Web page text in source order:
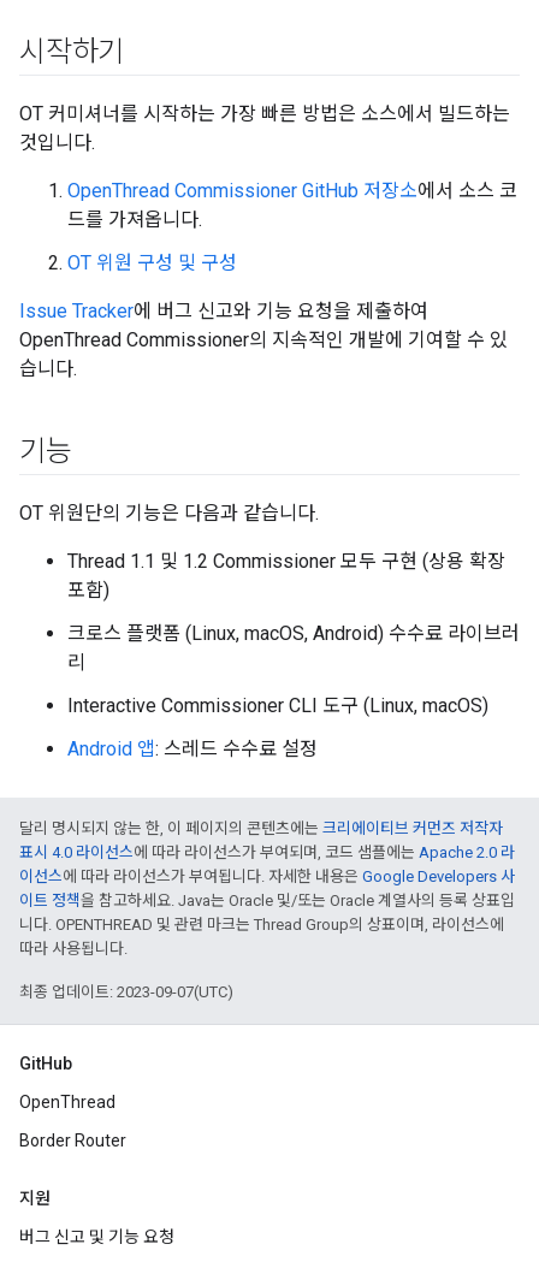
시작하기
OT 커미셔너를 시작하는 가장 빠른 방법은 소스에서 빌드하는
것입니다.
OpenThread Commissioner GitHub 저장소에서 소스 코
드를 가져옵니다.
OT 위원 구성 및 구성
Issue Tracker에 버그 신고와 기능 요청을 제출하여
OpenThread Commissioner의 지속적인 개발에 기여할 수 있
습니다.
기능
OT 위원단의 기능은 다음과 같습니다.
Thread 1.1 및 1.2 Commissioner 모두 구현 (상용 확장
포함)
크로스 플랫폼 (Linux, macOS, Android) 수수료 라이브러
리
Interactive Commissioner CLI 도구 (Linux, macOS)
Android 앱: 스레드 수수료 설정
달리 명시되지 않는 한, 이 페이지의 콘텐츠에는 크리에이티브 커먼즈 저작자
표시 4.0 라이선스에 따라 라이선스가 부여되며, 코드 샘플에는 Apache 2.0 라
이선스에 따라 라이선스가 부여됩니다. 자세한 내용은 Google Developers 사
이트 정책을 참고하세요. Java는 Oracle 및/또는 Oracle 계열사의 등록 상표입
니다. OPENTHREAD 및 관련 마크는 Thread Group의 상표이며, 라이선스에
따라 사용됩니다.
최종 업데이트: 2023-09-07(UTC)
GitHub
OpenThread
Border Router
지원
버그 신고 및 기능 요청